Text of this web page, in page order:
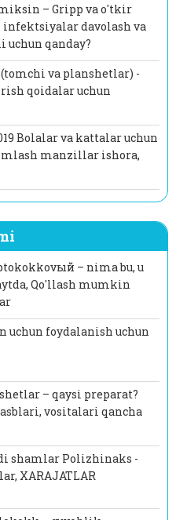
– Gripp va o'tkir
davolash va
qanday?
va planshetlar) -
qoidalar uchun
Bolalar va kattalar uchun
manzillar ishora,
– nima bu, u
Qo'llash mumkin
foydalanish uchun
– qaysi preparat?
vositalari qancha
shamlar Polizhinaks -
XARAJATLAR